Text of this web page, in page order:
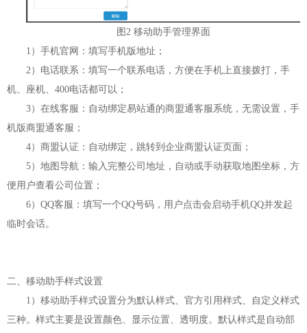
图2 移动助手管理界面
1）手机官网：填写手机版地址；
2）电话联系：填写一个联系电话，方便在手机上直接拨打，手
机、座机、400电话都可以；
3）在线客服：自动绑定易站通的商盟通客服系统，无需设置，手
机版商盟通客服；
4）商盟认证：自动绑定，跳转到企业商盟认证页面；
5）地图导航：输入完整公司地址，自动或手动获取地图坐标，方
便用户查看公司位置；
6）QQ客服：填写一个QQ号码，用户点击会启动手机QQ并发起
临时会话。
二、移动助手样式设置
1）移动助手样式设置分为默认样式、官方引用样式、自定义样式
三种。样式主要是设置颜色、显示位置、透明度。默认样式是自动部